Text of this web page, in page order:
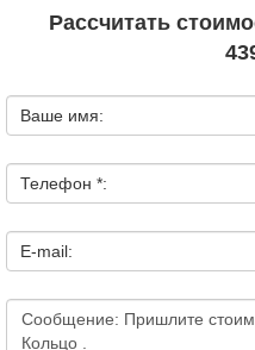
Рассчитать
Ваше имя:
Телефон *:
E-mail: